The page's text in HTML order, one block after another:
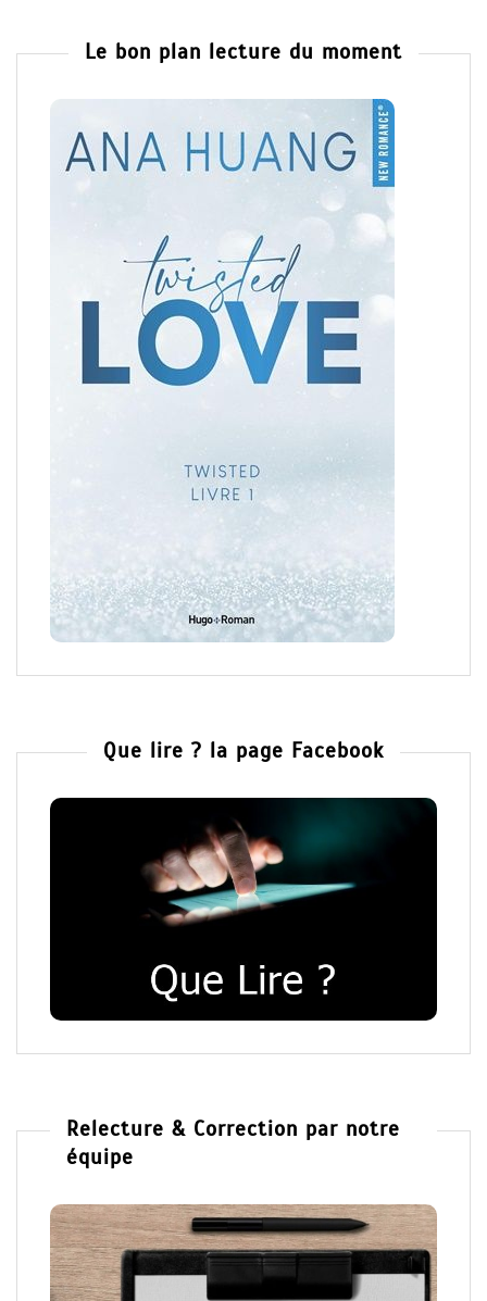
Le bon plan lecture du moment
Que lire ? la page Facebook
Relecture & Correction par notre
équipe